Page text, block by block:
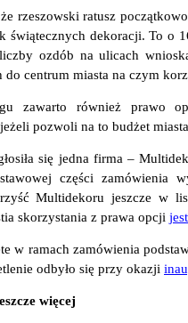
rzeszowski ratusz
świątecznych dekoracji. To o
ozdób na ulicach
centrum miasta na czym
zawarto również prawo
pozwoli na to budżet
się jedna firma –
części zamówienia
Multidekoru jeszcze w
skorzystania z prawa opcji
w ramach zamówienia
odbyło się przy okazji
więcej